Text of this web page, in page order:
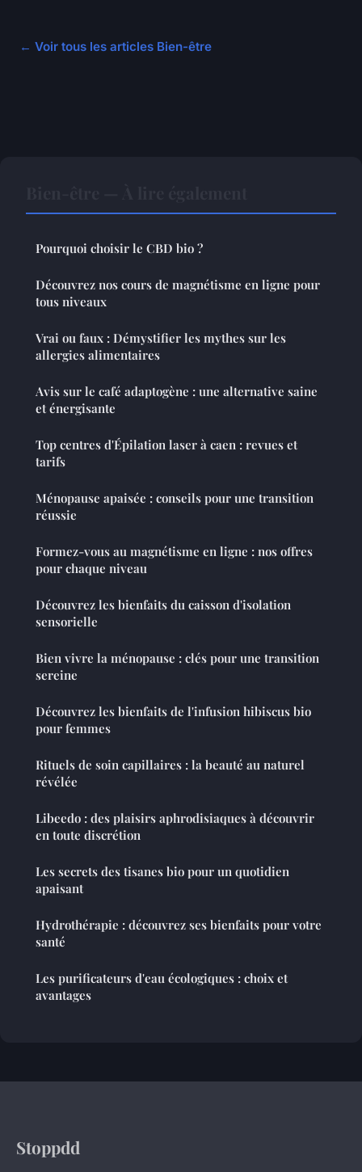
← Voir tous les articles Bien-être
Pourquoi choisir le CBD bio ?
Découvrez nos cours de magnétisme en ligne pour
tous niveaux
Vrai ou faux : Démystifier les mythes sur les
allergies alimentaires
Avis sur le café adaptogène : une alternative saine
et énergisante
Top centres d'Épilation laser à caen : revues et
tarifs
Ménopause apaisée : conseils pour une transition
réussie
Formez-vous au magnétisme en ligne : nos offres
pour chaque niveau
Découvrez les bienfaits du caisson d'isolation
sensorielle
Bien vivre la ménopause : clés pour une transition
sereine
Découvrez les bienfaits de l'infusion hibiscus bio
pour femmes
Rituels de soin capillaires : la beauté au naturel
révélée
Libeedo : des plaisirs aphrodisiaques à découvrir
en toute discrétion
Les secrets des tisanes bio pour un quotidien
apaisant
Hydrothérapie : découvrez ses bienfaits pour votre
santé
Les purificateurs d'eau écologiques : choix et
avantages
Stoppdd